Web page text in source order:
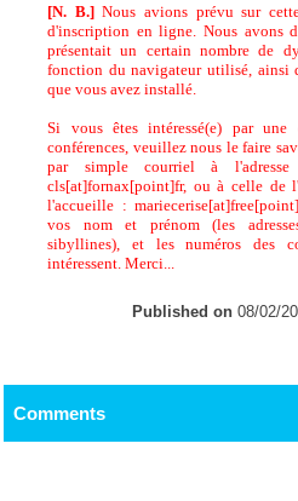
[N. B.]Nous avions prévu sur
d'inscription en ligne. Nous avons
présentait un certain nombre de
fonction du navigateur utilisé, ainsi
que vous avez installé.
Si vous êtes intéressé(e) par
conférences, veuillez nous le faire
par simple courriel à
cls[at]fornax[point]fr, ou à celle de
l'accueille :
vos nom et prénom (les
sibyllines), et les numéros des
intéressent. Merci...
Published on 08/02/
Comments